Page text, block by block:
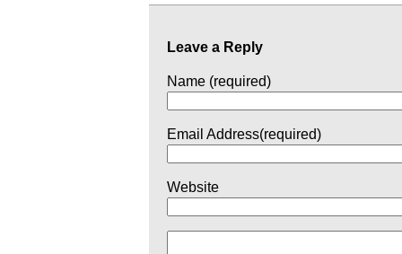
Leave a Reply
Name (required)
Email Address(required)
Website